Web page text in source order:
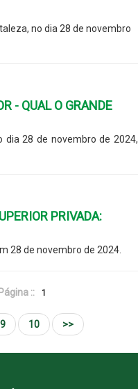
no dia 28 de novembro
- QUAL O GRANDE
dia 28 de novembro de 2024,
PRIVADA:
28 de novembro de 2024.
:: 1
9 10 >>